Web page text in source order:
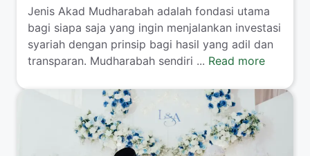
​Jenis Akad Mudharabah adalah fondasi utama
bagi siapa saja yang ingin menjalankan investasi
syariah dengan prinsip bagi hasil yang adil dan
transparan. Mudharabah sendiri ... Read more